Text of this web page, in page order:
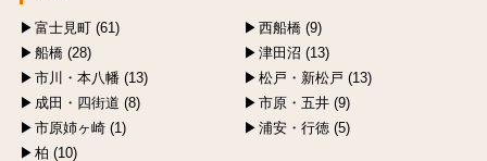
富士見町 (61)
西船橋 (9)
船橋 (28)
津田沼 (13)
市川・本八幡 (13)
松戸・新松戸 (13)
成田・四街道 (8)
市原・五井 (9)
市原姉ヶ崎 (1)
浦安・行徳 (5)
柏 (10)